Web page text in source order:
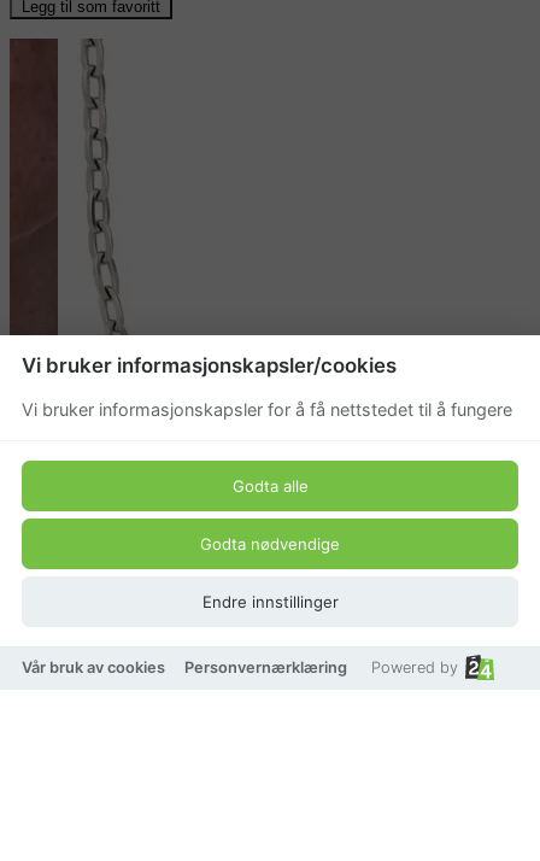
Legg til som favoritt
Vi bruker informasjonskapsler/cookies
Vi bruker informasjonskapsler for å få nettstedet til å fungere
Godta alle
Godta nødvendige
Endre innstillinger
Vår bruk av cookies Personvernærklæring Powered by